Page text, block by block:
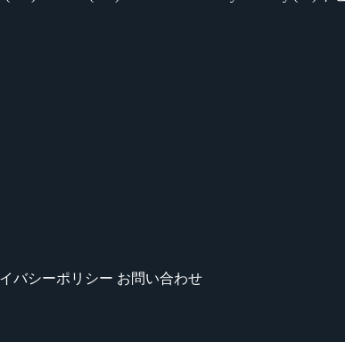
バシーポリシー お問い合わせ